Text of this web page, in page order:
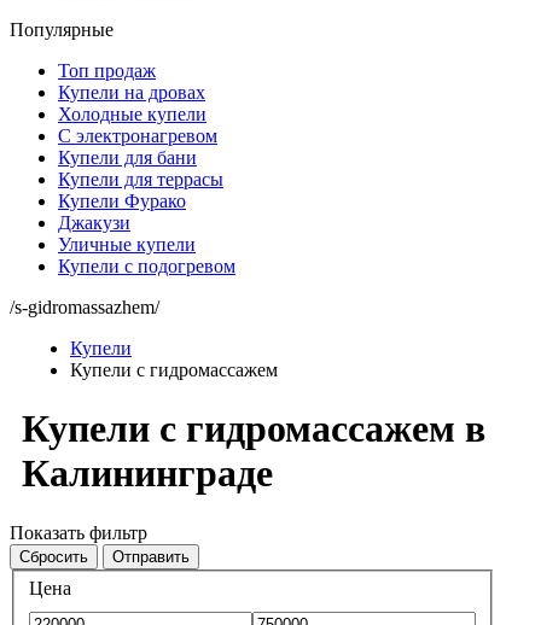
Популярные
Топ продаж
Купели на дровах
Холодные купели
С электронагревом
Купели для бани
Купели для террасы
Купели Фурако
Джакузи
Уличные купели
Купели с подогревом
/s-gidromassazhem/
Купели
Купели с гидромассажем
Купели с гидромассажем в
Калининграде
Показать фильтр
Сбросить Отправить
Цена